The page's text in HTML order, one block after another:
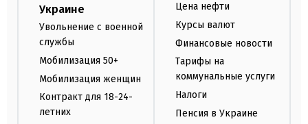
Украине
Увольнение с военной
службы
Мобилизация 50+
Мобилизация женщин
Контракт для 18-24-
летних
Цена нефти
Курсы валют
Финансовые новости
Тарифы на
коммунальные услуги
Налоги
Пенсия в Украине